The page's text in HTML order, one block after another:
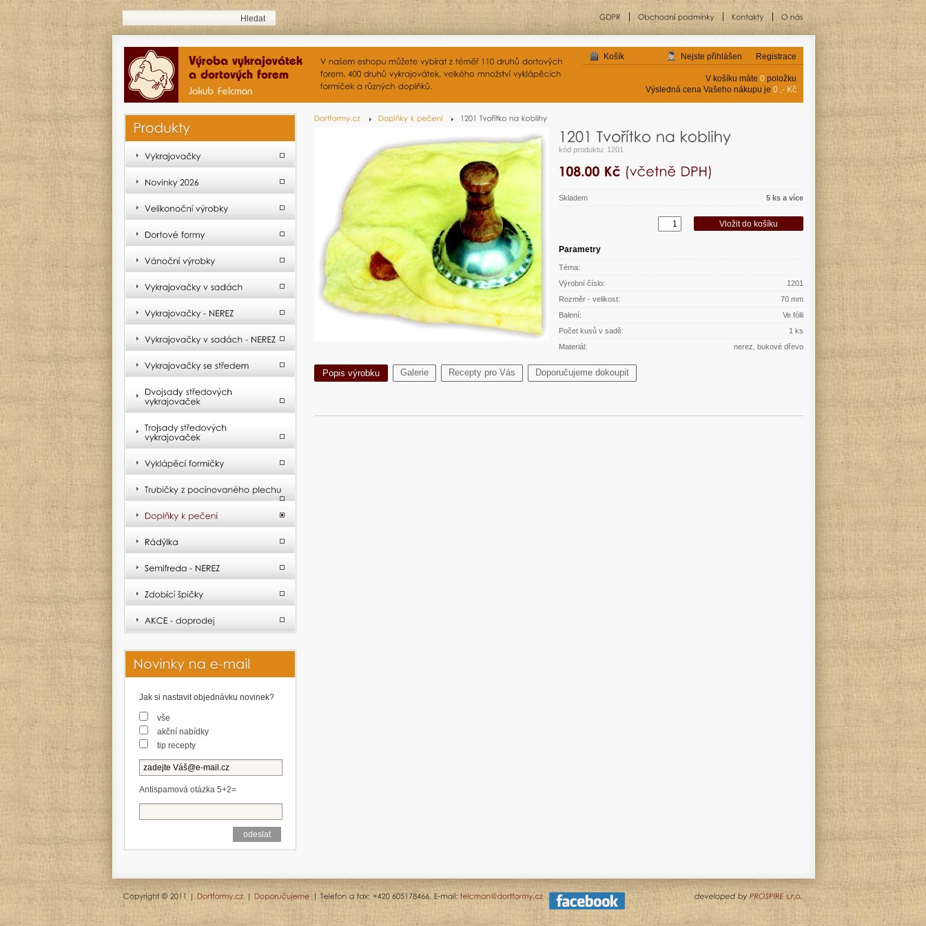
Registrace
Nejste přihlášen
Košík
V košíku máte 0 položku
Výsledná cena Vašeho nákupu je 0 ,- Kč
kód produktu: 1201
Skladem 5 ks a více
Parametry
Téma:
Výrobní číslo:
1201
Rozměr - velikost:
70 mm
Balení:
Ve fólii
Počet kusů v sadě:
1 ks
Materiál:
nerez, bukové dřevo
Popis výrobku Galerie Recepty pro Vás Doporučujeme dokoupit
Jak si nastavit objednávku novinek?
vše
akční nabídky
tip recepty
Antispamová otázka 5+2=